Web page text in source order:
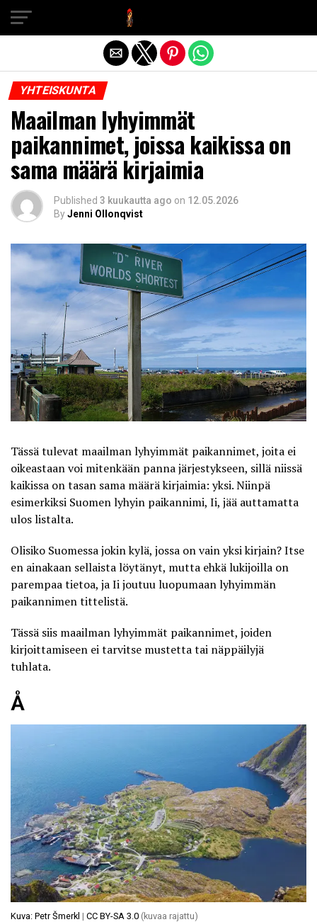
YHTEISKUNTA
Maailman lyhyimmät
paikannimet, joissa kaikissa on
sama määrä kirjaimia
Published 3 kuukautta ago on 12.05.2026
ByJenni Ollonqvist
Tässä tulevat maailman lyhyimmät paikannimet, joita ei
oikeastaan voi mitenkään panna järjestykseen, sillä niissä
kaikissa on tasan sama määrä kirjaimia: yksi. Niinpä
esimerkiksi Suomen lyhyin paikannimi, Ii, jää auttamatta
ulos listalta.
Olisiko Suomessa jokin kylä, jossa on vain yksi kirjain? Itse
en ainakaan sellaista löytänyt, mutta ehkä lukijoilla on
parempaa tietoa, ja Ii joutuu luopumaan lyhyimmän
paikannimen tittelistä.
Tässä siis maailman lyhyimmät paikannimet, joiden
kirjoittamiseen ei tarvitse mustetta tai näppäilyjä
tuhlata.
Å
Kuva: Petr Šmerkl | CC BY-SA 3.0 (kuvaa rajattu)
Exit mobile version